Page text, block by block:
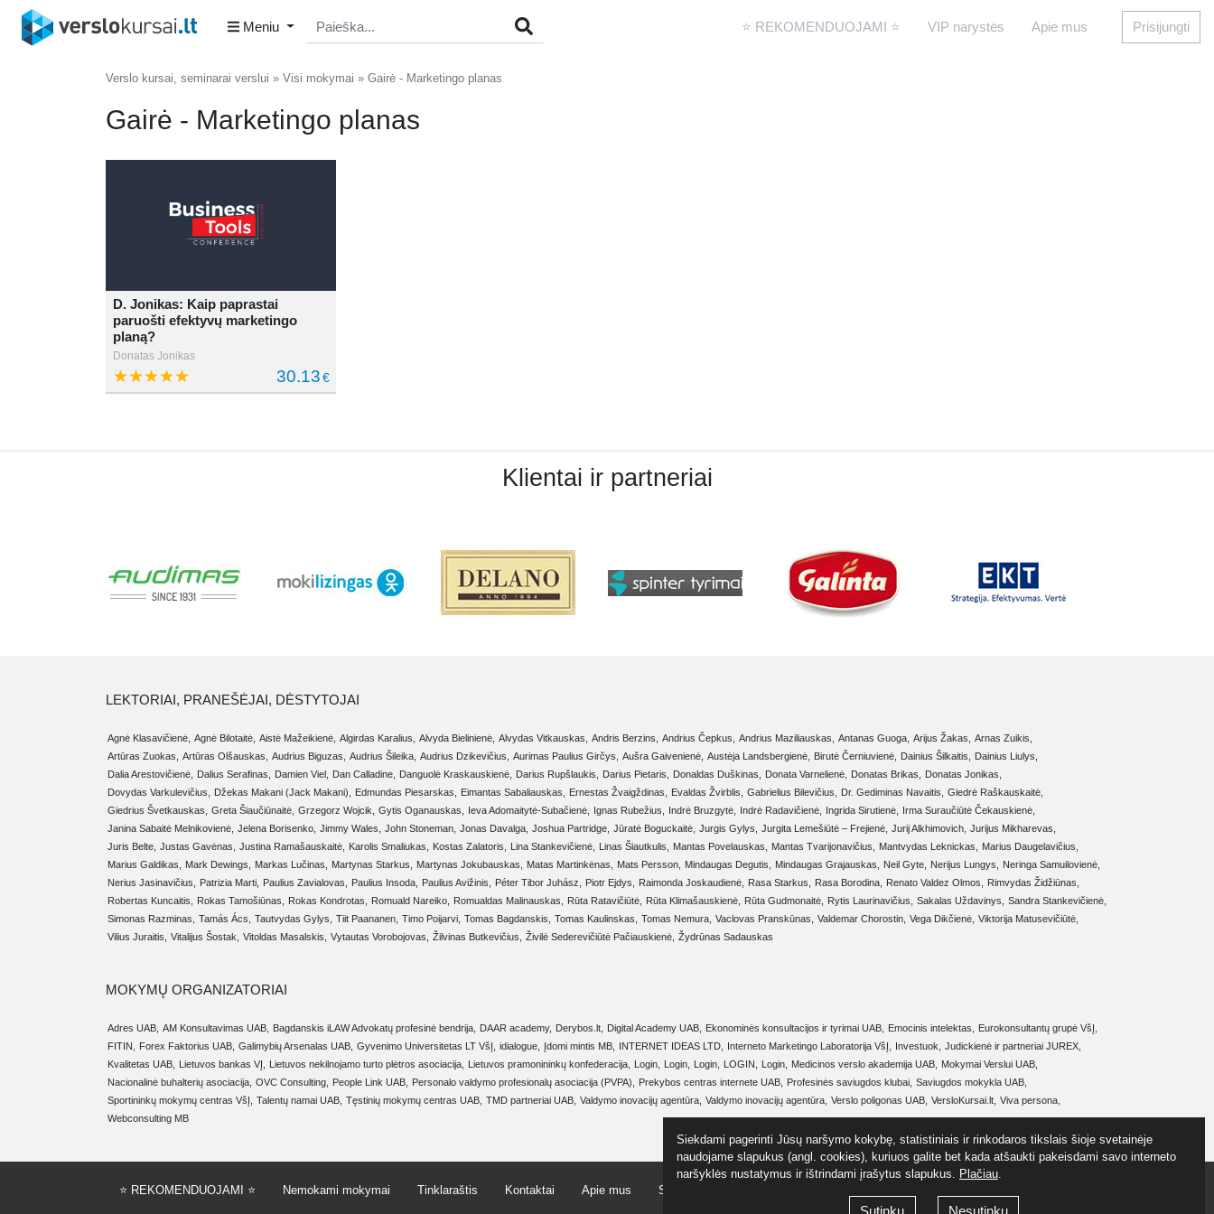
Meniu ⭐ REKOMENDUOJAMI ⭐ VIP narystės Apie mus Prisijungti
Verslo kursai, seminarai verslui Visi mokymai Gairė - Marketingo planas
Gairė - Marketingo planas
D. Jonikas: Kaip paprastai
paruošti efektyvų marketingo
planą?
Donatas Jonikas
30.13€
Klientai ir partneriai
LEKTORIAI, PRANEŠĖJAI, DĖSTYTOJAI
Agnė Klasavičienė, Agnė Bilotaitė, Aistė Mažeikienė, Algirdas Karalius, Alvyda Bielinienė, Alvydas Vitkauskas, Andris Berzins, Andrius Čepkus, Andrius Maziliauskas, Antanas Guoga, Arijus Žakas,
Arnas Zuikis,
Artūras Zuokas,
Artūras Olšauskas, Audrius Biguzas, Audrius Šileika, Audrius Dzikevičius, Aurimas Paulius Girčys, Aušra Gaivenienė, Austėja Landsbergienė, Birutė Černiuvienė, Dainius Šilkaitis,
Dainius Liulys,
Dalia Arestovičienė,
Dalius Serafinas, Damien Viel, Dan Calladine, Danguolė Kraskauskienė, Darius Rupšlaukis, Darius Pietaris, Donaldas Duškinas, Donata Varnelienė, Donatas Brikas,
Donatas Jonikas,
Dovydas Varkulevičius,
Džekas Makani (Jack Makani), Edmundas Piesarskas, Eimantas Sabaliauskas, Ernestas Žvaigždinas, Evaldas Žvirblis, Gabrielius Bilevičius, Dr. Gediminas Navaitis,
Giedrė Raškauskaitė,
Giedrius Švetkauskas,
Greta Šiaučiūnaitė, Grzegorz Wojcik, Gytis Oganauskas, Ieva Adomaitytė-Subačienė, Ignas Rubežius, Indrė Bruzgytė, Indrė Radavičienė, Ingrida Sirutienė,
Irma Suraučiūtė Čekauskienė,
Janina Sabaitė Melnikovienė, Jelena Borisenko, Jimmy Wales, John Stoneman, Jonas Davalga, Joshua Partridge, Jūratė Boguckaitė, Jurgis Gylys, Jurgita Lemešiūtė – Frejienė, Jurij Alkhimovich, Jurijus Mikharevas,
Juris Belte, Justas Gavėnas, Justina Ramašauskaitė, Karolis Smaliukas, Kostas Zalatoris, Lina Stankevičienė, Linas Šiautkulis, Mantas Povelauskas, Mantas Tvarijonavičius, Mantvydas Leknickas,
Marius Daugelavičius,
Marius Galdikas,
Mark Dewings, Markas Lučinas, Martynas Starkus, Martynas Jokubauskas, Matas Martinkėnas, Mats Persson, Mindaugas Degutis, Mindaugas Grajauskas, Neil Gyte, Nerijus Lungys,
Neringa Samuilovienė,
Nerius Jasinavičius,
Patrizia Marti, Paulius Zavialovas, Paulius Insoda, Paulius Avižinis, Péter Tibor Juhász, Piotr Ejdys, Raimonda Joskaudienė, Rasa Starkus, Rasa Borodina, Renato Valdez Olmos,
Rimvydas Židžiūnas,
Robertas Kuncaitis,
Rokas Tamošiūnas, Rokas Kondrotas, Romuald Nareiko, Romualdas Malinauskas, Rūta Ratavičiūtė, Rūta Klimašauskienė, Rūta Gudmonaitė, Rytis Laurinavičius, Sakalas Uždavinys,
Sandra Stankevičienė,
Simonas Razminas,
Tamás Ács, Tautvydas Gylys, Tiit Paananen, Timo Poijarvi, Tomas Bagdanskis, Tomas Kaulinskas, Tomas Nemura, Vaclovas Pranskūnas, Valdemar Chorostin, Vega Dikčienė, Viktorija Matusevičiūtė,
Vilius Juraitis,
Vitalijus Šostak, Vitoldas Masalskis, Vytautas Vorobojovas, Žilvinas Butkevičius, Živilė Sederevičiūtė Pačiauskienė, Žydrūnas Sadauskas
MOKYMŲ ORGANIZATORIAI
Adres UAB, AM Konsultavimas UAB, Bagdanskis iLAW Advokatų profesinė bendrija, DAAR academy, Derybos.lt, Digital Academy UAB, Ekonominės konsultacijos ir tyrimai UAB, Emocinis intelektas,
Eurokonsultantų grupė VšĮ,
FITIN,
Forex Faktorius UAB, Galimybių Arsenalas UAB, Gyvenimo Universitetas LT VšĮ, idialogue, Įdomi mintis MB, INTERNET IDEAS LTD, Interneto Marketingo Laboratorija VšĮ, Investuok,
Judickienė ir partneriai JUREX,
Kvalitetas UAB,
Lietuvos bankas VĮ, Lietuvos nekilnojamo turto plėtros asociacija, Lietuvos pramonininkų konfederacija, Login, Login, Login, LOGIN, Login, Medicinos verslo akademija UAB,
Mokymai Verslui UAB,
Nacionalinė buhalterių asociacija, OVC Consulting, People Link UAB, Personalo valdymo profesionalų asociacija (PVPA), Prekybos centras internete UAB, Profesinės saviugdos klubai, Saviugdos mokykla UAB,
Sportininkų mokymų centras VšĮ,
Talentų namai UAB, Tęstinių mokymų centras UAB, TMD partneriai UAB, Valdymo inovacijų agentūra, Valdymo inovacijų agentūra, Verslo poligonas UAB, VersloKursai.lt, Viva persona,
Webconsulting MB
⭐ REKOMENDUOJAMI ⭐ Nemokami mokymai Tinklaraštis Kontaktai Apie mus Skaičiuoklė
Siekdami pagerinti Jūsų naršymo kokybę, statistiniais ir rinkodaros tikslais šioje svetainėje
naudojame slapukus (angl. cookies), kuriuos galite bet kada atšaukti pakeisdami savo interneto
naršyklės nustatymus ir ištrindami įrašytus slapukus.
Plačiau